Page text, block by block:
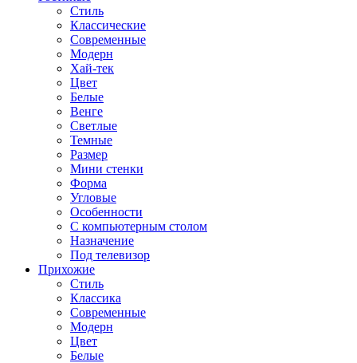
Стиль
Классические
Современные
Модерн
Хай-тек
Цвет
Белые
Венге
Светлые
Темные
Размер
Мини стенки
Форма
Угловые
Особенности
С компьютерным столом
Назначение
Под телевизор
Прихожие
Стиль
Классика
Современные
Модерн
Цвет
Белые